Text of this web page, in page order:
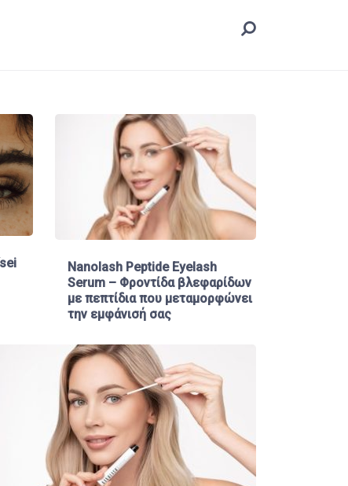
Nanolash Peptide Eyelash
Serum – Φροντίδα βλεφαρίδων
με πεπτίδια που μεταμορφώνει
την εμφάνισή σας